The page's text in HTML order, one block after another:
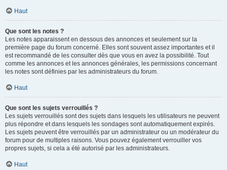
Haut
Que sont les notes ?
Les notes apparaissent en dessous des annonces et seulement sur la
première page du forum concerné. Elles sont souvent assez importantes et il
est recommandé de les consulter dès que vous en avez la possibilité. Tout
comme les annonces et les annonces générales, les permissions concernant
les notes sont définies par les administrateurs du forum.
Haut
Que sont les sujets verrouillés ?
Les sujets verrouillés sont des sujets dans lesquels les utilisateurs ne peuvent
plus répondre et dans lesquels les sondages sont automatiquement expirés.
Les sujets peuvent être verrouillés par un administrateur ou un modérateur du
forum pour de multiples raisons. Vous pouvez également verrouiller vos
propres sujets, si cela a été autorisé par les administrateurs.
Haut